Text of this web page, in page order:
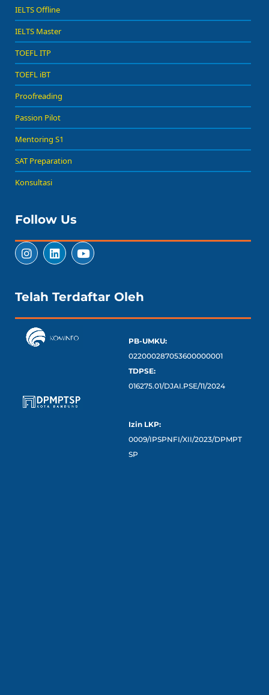
IELTS Offline
IELTS Master
TOEFL ITP
TOEFL iBT
Proofreading
Passion Pilot
Mentoring S1
SAT Preparation
Konsultasi
Follow Us
Telah Terdaftar Oleh
PB-UMKU:
022000287053600000001
TDPSE:
016275.01/DJAI.PSE/11/2024
Izin LKP:
0009/IPSPNFI/XII/2023/DPMPT
SP